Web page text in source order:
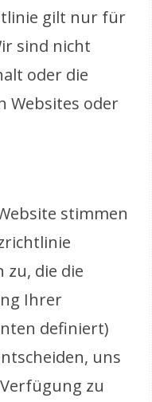
gilt nur für
sind nicht
oder die
Websites oder
stimmen
zu, die die
Ihrer
definiert)
uns
zu